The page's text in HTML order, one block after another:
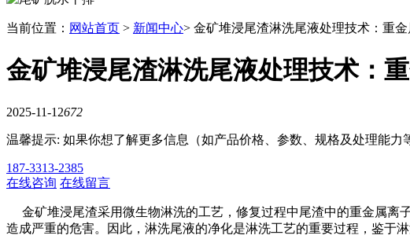
当前位置： 网站首页 > 新闻中心> 金矿堆浸尾渣淋洗尾液处理技术：重
金矿堆浸尾渣淋洗尾液处理技术：
2025-11-12672
温馨提示: 如果你想了解更多信息（如产品价格、参数、规格及处理能力
187-3313-2385
在线咨询 在线留言
金矿堆浸尾渣采用微生物淋洗的工艺，修复过程中尾渣中的重金属离
造成严重的危害。因此，淋洗尾液的净化是淋洗工艺的重要过程，鉴于